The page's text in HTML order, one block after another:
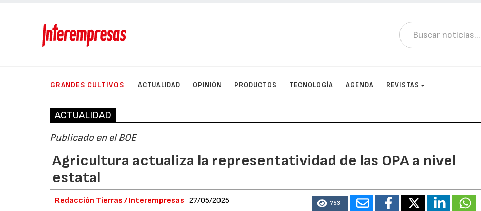
GRANDES CULTIVOS ACTUALIDAD OPINIÓN PRODUCTOS TECNOLOGÍA AGENDA REVISTAS
ACTUALIDAD
Publicado en el BOE
Agricultura actualiza la representatividad de las OPA a nivel
estatal
Redacción Tierras / Interempresas 27/05/2025 753